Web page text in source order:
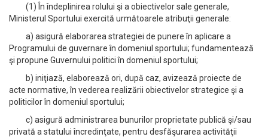
(1) În îndeplinirea rolului şi a obiectivelor sale generale,
Ministerul Sportului exercită următoarele atribuţii generale:
a) asigură elaborarea strategiei de punere în aplicare a
Programului de guvernare în domeniul sportului; fundamentează
şi propune Guvernului politici în domeniul sportului;
b) iniţiază, elaborează ori, după caz, avizează proiecte de
acte normative, în vederea realizării obiectivelor strategice şi a
politicilor în domeniul sportului;
c) asigură administrarea bunurilor proprietate publică şi/sau
privată a statului încredinţate, pentru desfăşurarea activităţii